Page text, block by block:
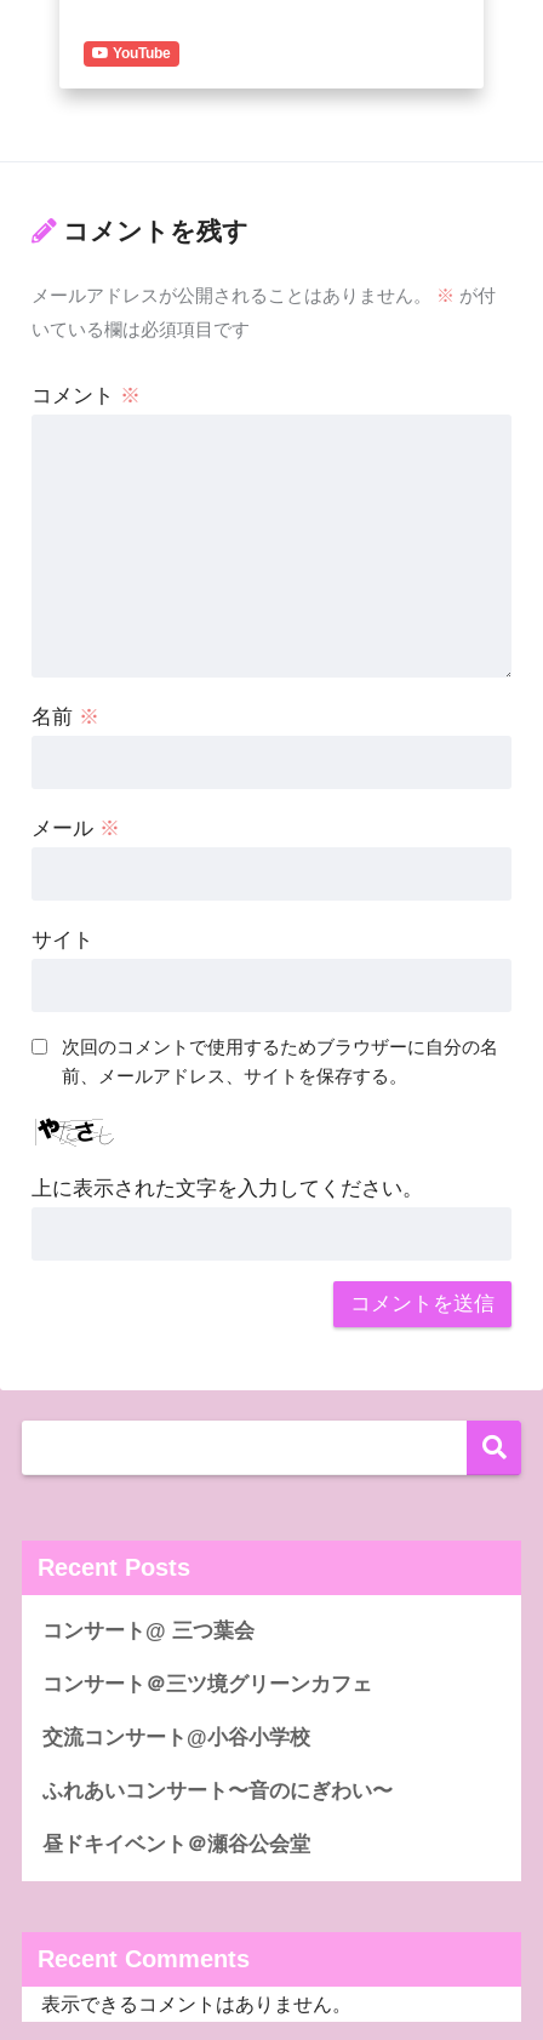
YouTube
コメントを残す
メールアドレスが公開されることはありません。 ※ が付
いている欄は必須項目です
コメント ※
名前 ※
メール ※
サイト
次回のコメントで使用するためブラウザーに自分の名
前、メールアドレス、サイトを保存する。
上に表示された文字を入力してください。
Recent Posts
コンサート@ 三つ葉会
コンサート＠三ツ境グリーンカフェ
交流コンサート@小谷小学校
ふれあいコンサート〜音のにぎわい〜
昼ドキイベント＠瀬谷公会堂
Recent Comments
表示できるコメントはありません。